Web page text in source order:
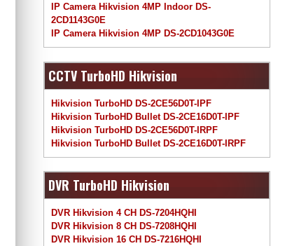
IP Camera Hikvision 4MP Indoor DS-
2CD1143G0E
IP Camera Hikvision 4MP DS-2CD1043G0E
CCTV TurboHD Hikvision
Hikvision TurboHD DS-2CE56D0T-IPF
Hikvision TurboHD Bullet DS-2CE16D0T-IPF
Hikvision TurboHD DS-2CE56D0T-IRPF
Hikvision TurboHD Bullet DS-2CE16D0T-IRPF
DVR TurboHD Hikvision
DVR Hikvision 4 CH DS-7204HQHI
DVR Hikvision 8 CH DS-7208HQHI
DVR Hikvision 16 CH DS-7216HQHI